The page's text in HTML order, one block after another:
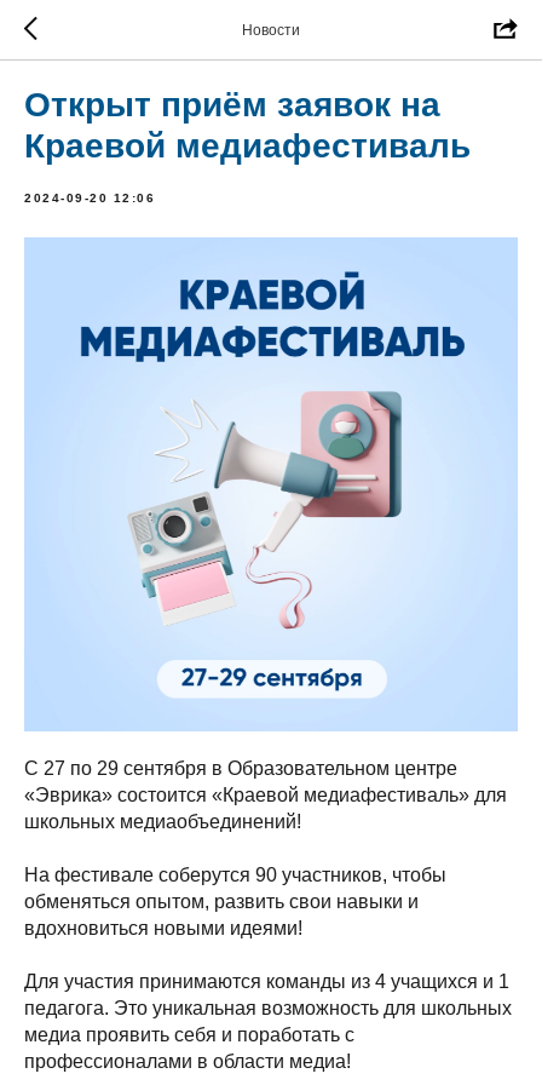
Новости
Открыт приём заявок на
Краевой медиафестиваль
2024-09-20 12:06
С 27 по 29 сентября в Образовательном центре
«Эврика» состоится «Краевой медиафестиваль» для
школьных медиаобъединений!
На фестивале соберутся 90 участников, чтобы
обменяться опытом, развить свои навыки и
вдохновиться новыми идеями!
Для участия принимаются команды из 4 учащихся и 1
педагога. Это уникальная возможность для школьных
медиа проявить себя и поработать с
профессионалами в области медиа!